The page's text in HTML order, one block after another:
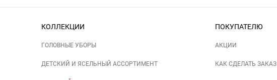
КОЛЛЕКЦИИ
ГОЛОВНЫЕ УБОРЫ
ДЕТСКИЙ И ЯСЕЛЬНЫЙ АССОРТИМЕНТ
ПОКУПАТЕЛЮ
АКЦИИ
КАК СДЕЛАТЬ ЗАКАЗ